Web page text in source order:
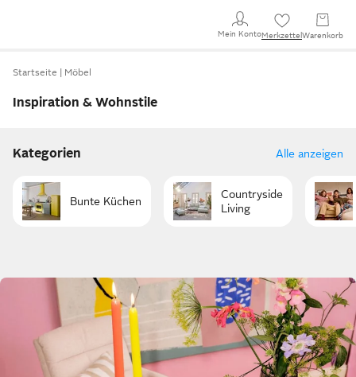
Mein KontoMerkzettel Warenkorb
Startseite Möbel
Inspiration & Wohnstile
Kategorien Alle anzeigen
Bunte Küchen
Countryside
Living